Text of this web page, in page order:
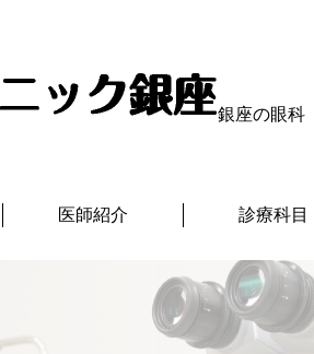
銀座の眼科
医師紹介 診療科目